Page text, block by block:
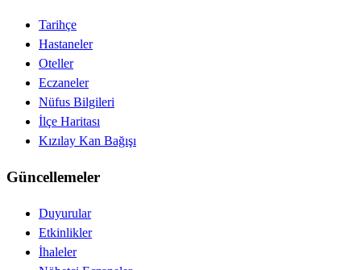
Tarihçe
Hastaneler
Oteller
Eczaneler
Nüfus Bilgileri
İlçe Haritası
Kızılay Kan Bağışı
Güncellemeler
Duyurular
Etkinlikler
İhaleler